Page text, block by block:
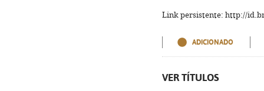
Link persistente: http://
ADICIONADO
VER TÍTULOS